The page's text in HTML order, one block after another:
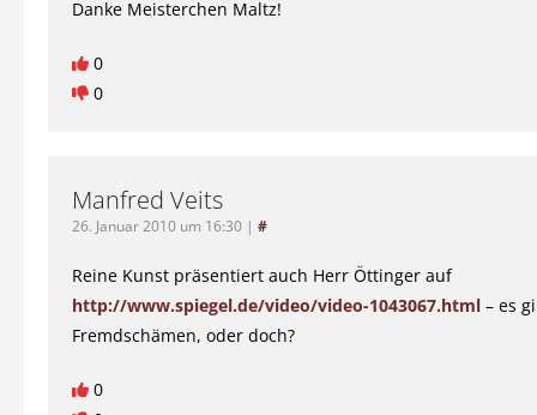
Danke Meisterchen Maltz!
0
0
Manfred Veits
26. Januar 2010 um 16:30 | #
Reine Kunst präsentiert auch Herr Öttinger auf
http://www.spiegel.de/video/video-1043067.html – es
Fremdschämen, oder doch?
0